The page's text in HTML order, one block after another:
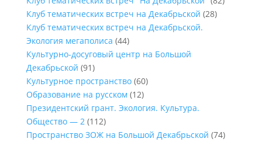
Клуб тематических встреч на Декабрьской (28)
Клуб тематических встреч на Декабрьской.
Экология мегаполиса (44)
Культурно-досуговый центр на Большой
Декабрьской (91)
Культурное пространство(60)
Образование на русском (12)
Президентский грант. Экология. Культура.
Общество — 2(112)
Пространство ЗОЖ на Большой Декабрьской (74)